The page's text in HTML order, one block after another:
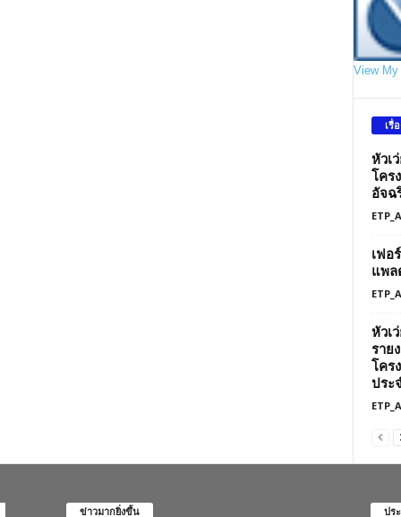
View My
เรื่
หัวเ
โคร
อัจฉ
เฟอ
แพล
หัวเ
ราย
โคร
ประ
ข่าวมากยิ่งขึ้น ปร